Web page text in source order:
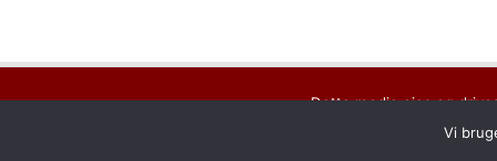
Dette medie ejes og
Vi